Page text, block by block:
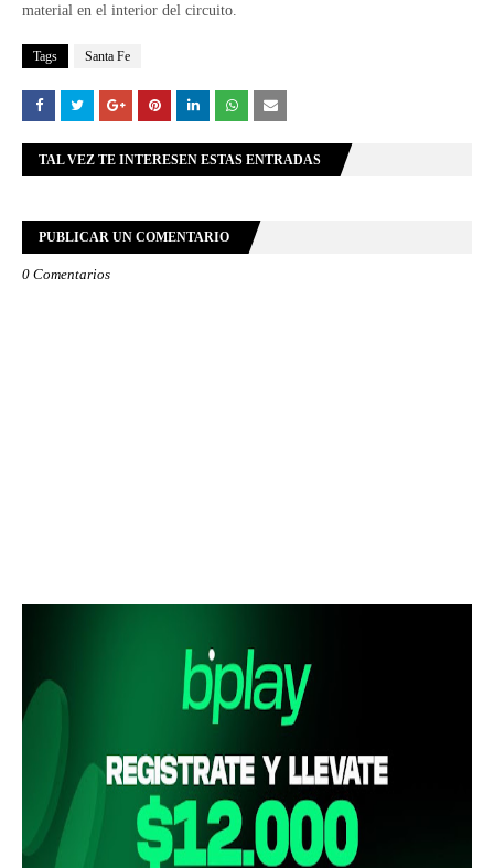
material en el interior del circuito.
Tags Santa Fe
TAL VEZ TE INTERESEN ESTAS ENTRADAS
PUBLICAR UN COMENTARIO
0 Comentarios